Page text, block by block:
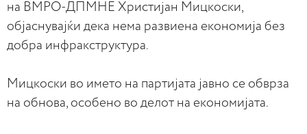
на ВМРО-ДПМНЕ Христијан Мицкоски,
објаснувајќи дека нема развиена економија без
добра инфракструктура.
Мицкоски во името на партијата јавно се обврза
на обнова, особено во делот на економијата.